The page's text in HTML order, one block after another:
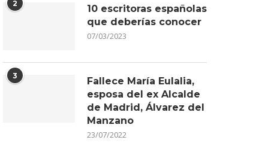
2
10 escritoras españolas
que deberías conocer
07/03/2023
3
Fallece María Eulalia,
esposa del ex Alcalde
de Madrid, Álvarez del
Manzano
23/07/2022